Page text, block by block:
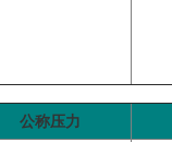
公称压力